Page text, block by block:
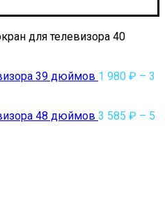
для телевизора 40
39 дюймов 1 980 ₽ – 3
48 дюймов 3 585 ₽ – 5